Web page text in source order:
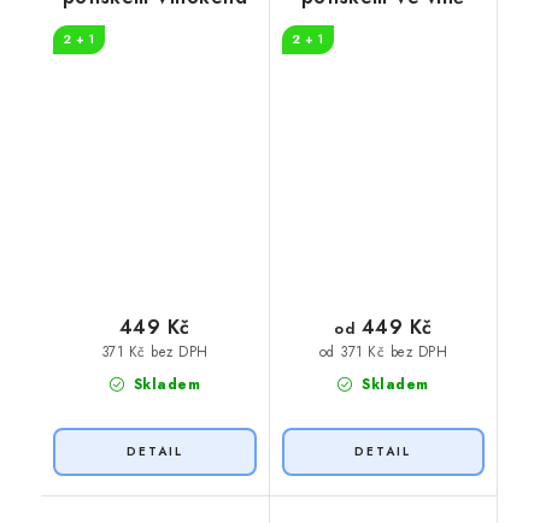
2 + 1
Skladem
371 Kč bez DPH
449 Kč
2 + 1
Skladem
od 371 Kč bez DPH
od 449 Kč